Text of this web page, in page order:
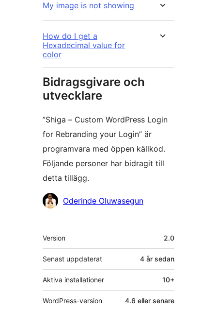
My image is not showing
How do I get a
Hexadecimal value for
color
Bidragsgivare och
utvecklare
”Shiga – Custom WordPress Login
for Rebranding your Login” är
programvara med öppen källkod.
Följande personer har bidragit till
detta tillägg.
BidragandeOderinde Oluwasegun
Meta
Version 2.0
Senast uppdaterat 4 år sedan
Aktiva installationer 10+
WordPress-version 4.6 eller senare